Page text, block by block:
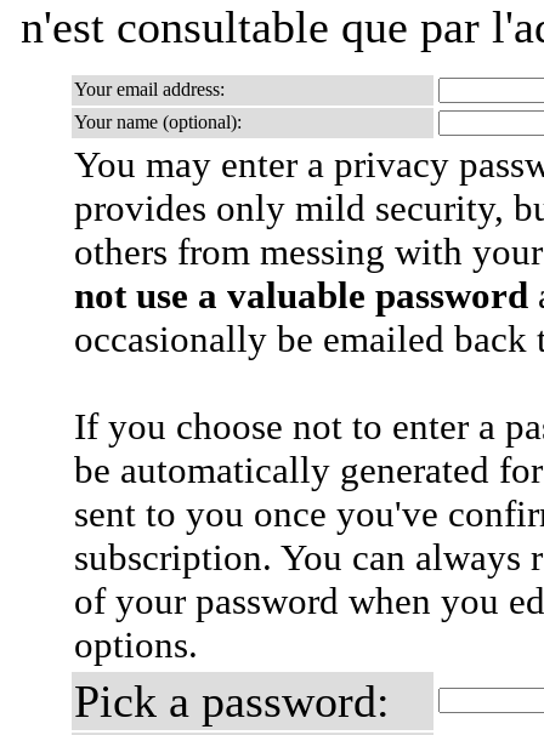
n'est consultable que par
Your email address:
Your name (optional):
You may enter a privacy
provides only mild security,
others from messing with
not use a valuable password
occasionally be emailed
If you choose not to enter a
be automatically generated
sent to you once you've
subscription. You can always
of your password when you
options.
Pick a password: